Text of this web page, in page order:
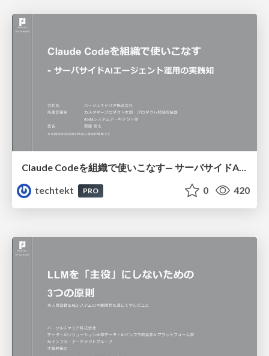
Claude Codeを組織で使いこなす— サーバサイドAIエージェント運用の実践知
techtekt
PRO 0 420